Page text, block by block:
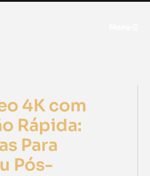
4K com
Rápida:
Para
Pós-